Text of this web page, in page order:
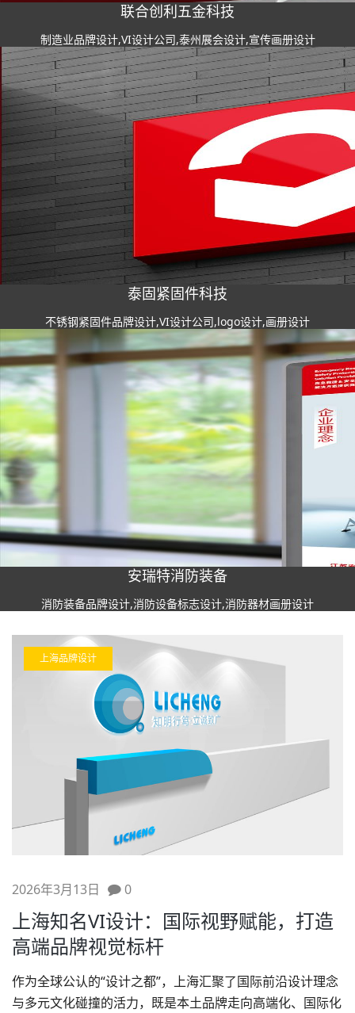
联合创利五金科技
制造业品牌设计,VI设计公司,泰州展会设计,宣传画册设计
泰固紧固件科技
不锈钢紧固件品牌设计,VI设计公司,logo设计,画册设计
安瑞特消防装备
消防装备品牌设计,消防设备标志设计,消防器材画册设计
上海品牌设计
2026年3月13日 0
上海知名VI设计：国际视野赋能，打造
高端品牌视觉标杆
作为全球公认的“设计之都”，上海汇聚了国际前沿设计理念
与多元文化碰撞的活力，既是本土品牌走向高端化、国际化